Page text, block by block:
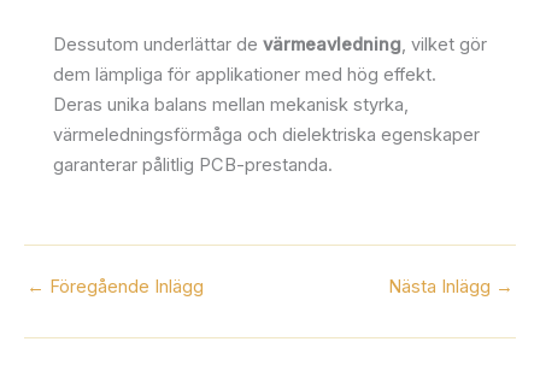
Dessutom underlättar de värmeavledning, vilket gör
dem lämpliga för applikationer med hög effekt.
Deras unika balans mellan mekanisk styrka,
värmeledningsförmåga och dielektriska egenskaper
garanterar pålitlig PCB-prestanda.
← Föregående Inlägg Nästa Inlägg →